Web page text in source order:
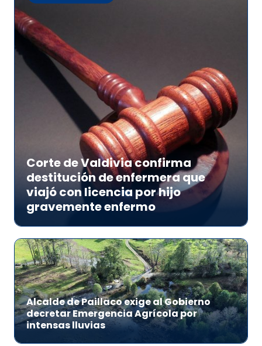
Corte de Valdivia confirma
destitución de enfermera que
viajó con licencia por hijo
gravemente enfermo
Alcalde de Paillaco exige al Gobierno
decretar Emergencia Agrícola por
intensas lluvias